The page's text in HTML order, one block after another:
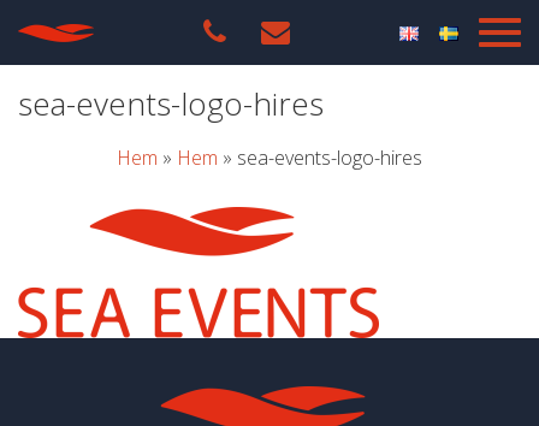
sea-events-logo-hires
Hem » Hem » sea-events-logo-hires